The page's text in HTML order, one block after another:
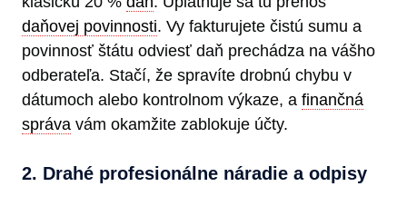
daňovej povinnosti. Vy fakturujete čistú sumu a
povinnosť štátu odviesť daň prechádza na vášho
odberateľa. Stačí, že spravíte drobnú chybu v
dátumoch alebo kontrolnom výkaze, a finančná
správa vám okamžite zablokuje účty.
2. Drahé profesionálne náradie a odpisy